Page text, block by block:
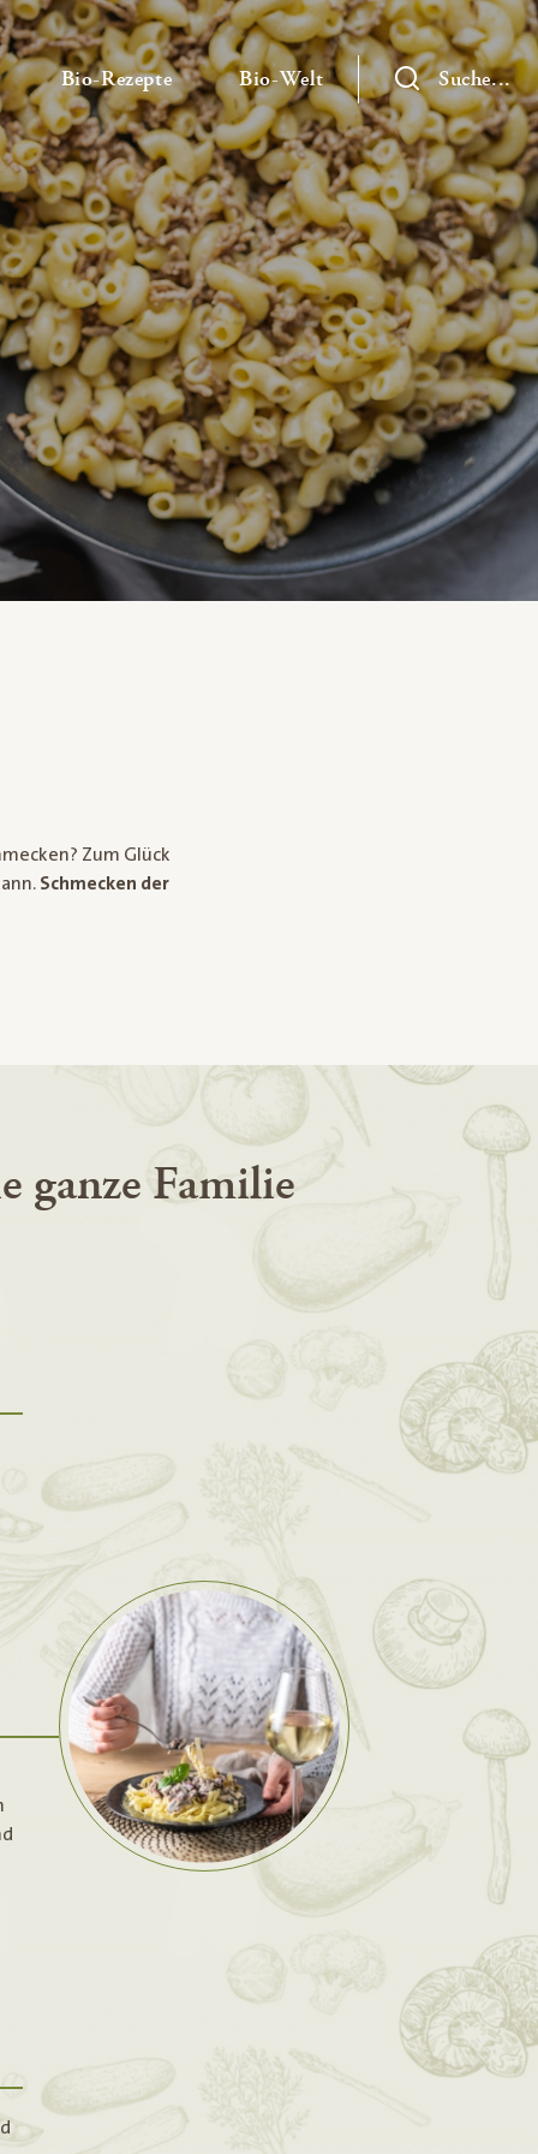
Untermenü ausklappen
Bio-Rezepte— Untermenü ausklappen
Bio-Welt— UntermenüSuche...
Zum Glück
Schmecken der
ganze Familie